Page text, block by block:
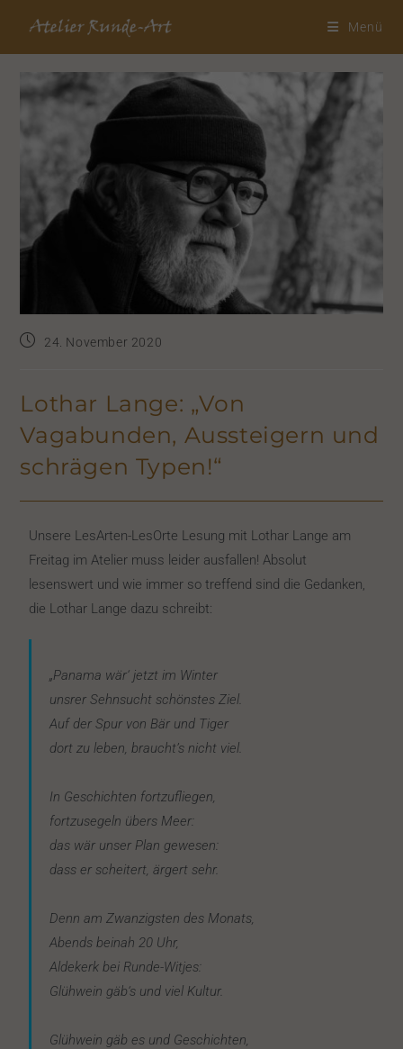
Menü
24. November 2020
Lothar Lange: „Von
Vagabunden, Aussteigern und
schrägen Typen!“
Unsere LesArten-LesOrte Lesung mit Lothar Lange am
Freitag im Atelier muss leider ausfallen! Absolut
lesenswert und wie immer so treffend sind die Gedanken,
die Lothar Lange dazu schreibt:
„Panama wär‘ jetzt im Winter
unsrer Sehnsucht schönstes Ziel.
Auf der Spur von Bär und Tiger
dort zu leben, braucht’s nicht viel.
In Geschichten fortzufliegen,
fortzusegeln übers Meer:
das wär unser Plan gewesen:
dass er scheitert, ärgert sehr.
Denn am Zwanzigsten des Monats,
Abends beinah 20 Uhr,
Aldekerk bei Runde-Witjes:
Glühwein gäb‘s und viel Kultur.
Glühwein gäb es und Geschichten,